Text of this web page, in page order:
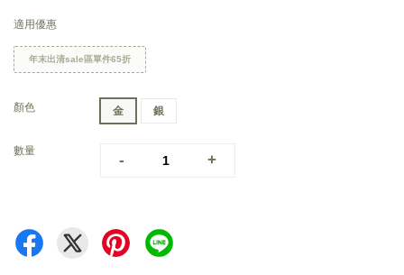
適用優惠
年末出清sale區單件65折
顏色 金 銀
數量
- +